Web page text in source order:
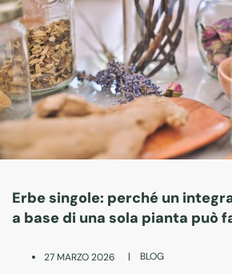
Erbe singole: perché un
a base di una sola pianta può
27 MARZO 2026 | BLOG